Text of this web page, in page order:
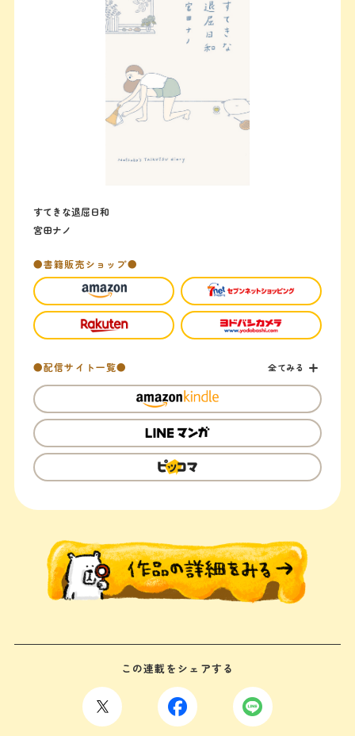
すてきな退屈日和
宮田ナノ
●書籍販売ショップ●
●配信サイト一覧● 全てみる
この連載をシェアする